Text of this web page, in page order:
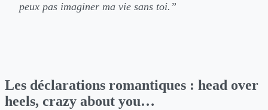
peux pas imaginer ma vie sans toi.”
Les déclarations romantiques : head over
heels, crazy about you…